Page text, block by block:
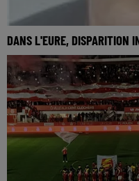
DANS L'EURE, DISPARITION